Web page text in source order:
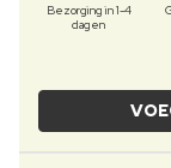
Bezorging in 1-4
dagen